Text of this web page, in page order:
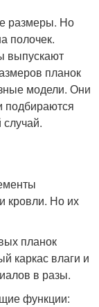
размеры. Но
полочек.
выпускают
планок
модели. Они
подбираются
кровли. Но их
планок
каркас влаги и
в разы.
функции: